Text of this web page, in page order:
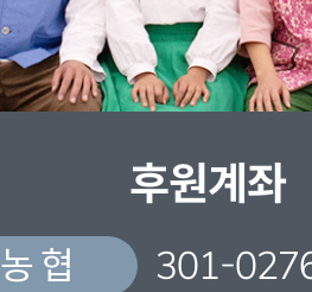
후원계좌
농 협
301-